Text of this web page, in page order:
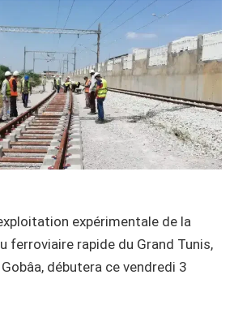
expérimentale de la
ferroviaire rapide du Grand Tunis,
débutera ce vendredi 3